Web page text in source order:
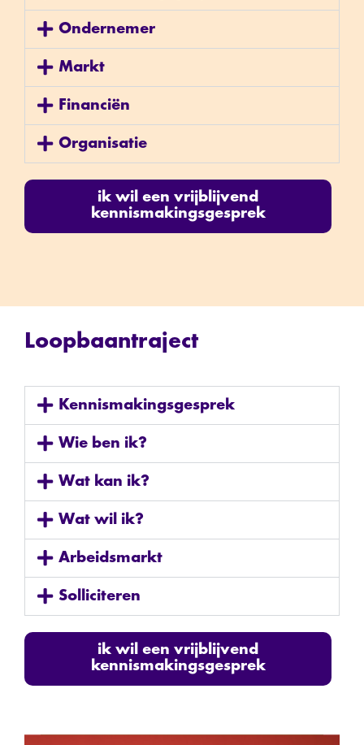
Ondernemer
Markt
Financiën
Organisatie
ik wil een vrijblijvend
kennismakingsgesprek
Loopbaantraject
Kennismakingsgesprek
Wie ben ik?
Wat kan ik?
Wat wil ik?
Arbeidsmarkt
Solliciteren
ik wil een vrijblijvend
kennismakingsgesprek